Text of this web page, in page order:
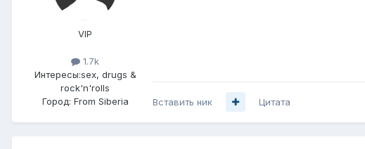
VIP
1.7k
Интересы:sex, drugs &
rock'n'rolls
Город: From Siberia Вставить ник Цитата